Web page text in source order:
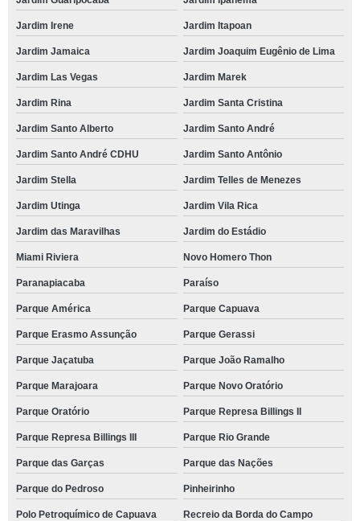
Jardim Irene Jardim Itapoan
Jardim Jamaica Jardim Joaquim Eugênio de Lima
Jardim Las Vegas Jardim Marek
Jardim Rina Jardim Santa Cristina
Jardim Santo Alberto Jardim Santo André
Jardim Santo André CDHU Jardim Santo Antônio
Jardim Stella Jardim Telles de Menezes
Jardim Utinga Jardim Vila Rica
Jardim das Maravilhas Jardim do Estádio
Miami Riviera Novo Homero Thon
Paranapiacaba Paraíso
Parque América Parque Capuava
Parque Erasmo Assunção Parque Gerassi
Parque Jaçatuba Parque João Ramalho
Parque Marajoara Parque Novo Oratório
Parque Oratório Parque Represa Billings II
Parque Represa Billings III Parque Rio Grande
Parque das Garças Parque das Nações
Parque do Pedroso Pinheirinho
Polo Petroquímico de Capuava Recreio da Borda do Campo